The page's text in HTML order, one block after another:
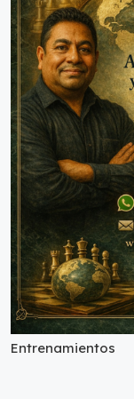
Entrenamientos